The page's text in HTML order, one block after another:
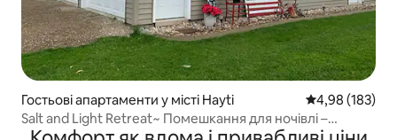
Гостьові апартаменти у місті Hayti Середня
4,98 (183)
Salt and Light Retreat~ Помешкання для ночівлі –
сільська місцевість Південної Дакоти